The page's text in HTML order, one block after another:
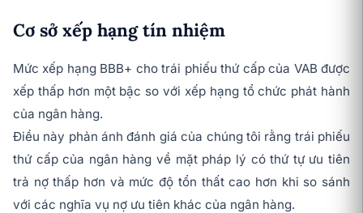
Cơ sở xếp hạng tín nhiệm
Mức xếp hạng BBB+ cho trái phiếu thứ cấp của VAB được
xếp thấp hơn một bậc so với xếp hạng tổ chức phát hành
của ngân hàng.
Điều này phản ánh đánh giá của chúng tôi rằng trái phiếu
thứ cấp của ngân hàng về mặt pháp lý có thứ tự ưu tiên
trả nợ thấp hơn và mức độ tổn thất cao hơn khi so sánh
với các nghĩa vụ nợ ưu tiên khác của ngân hàng.